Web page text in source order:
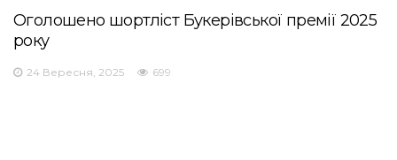
Оголошено шортліст Букерівської премії 2025
року
24 Вересня, 2025 699